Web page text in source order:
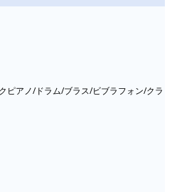
ピアノ/ドラム/ブラス/ビブラフォン/クラ